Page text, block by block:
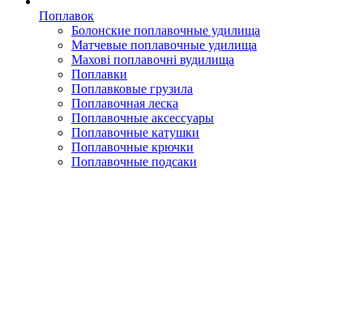
Поплавок
Болонские поплавочные удилища
Матчевые поплавочные удилища
Махові поплавочні вудилища
Поплавки
Поплавковые грузила
Поплавочная леска
Поплавочные аксессуары
Поплавочные катушки
Поплавочные крючки
Поплавочные подсаки